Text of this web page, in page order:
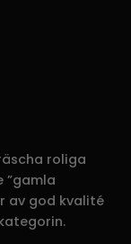
roliga
”gamla
av god kvalité